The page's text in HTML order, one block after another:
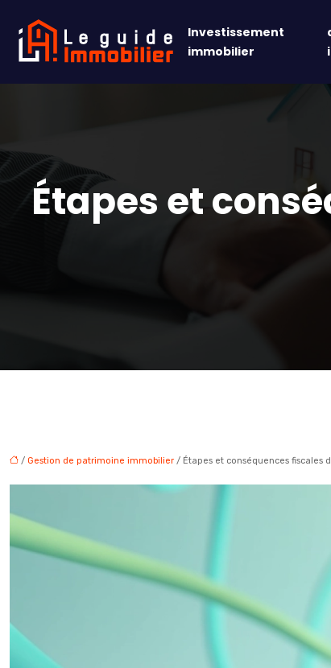
Investissement
immobilier
Étapes et
/ Gestion de patrimoine immobilier / Étapes et conséquences fiscales